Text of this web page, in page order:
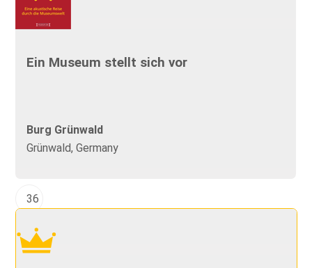
Ein Museum stellt sich vor
Burg Grünwald
Grünwald, Germany
36